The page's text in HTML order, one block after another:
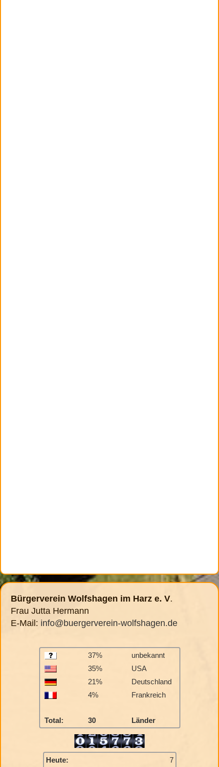
Bürgerverein Wolfshagen im Harz e. V.
Frau Jutta Hermann
E-Mail: info@buergerverein-wolfshagen.de
37%
unbekannt
35%
USA
21%
Deutschland
4%
Frankreich
Total: 30 Länder
Heute: 7